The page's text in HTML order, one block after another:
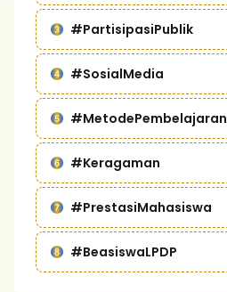
#PartisipasiPublik
#SosialMedia
#MetodePembelajaran
#Keragaman
#PrestasiMahasiswa
#BeasiswaLPDP